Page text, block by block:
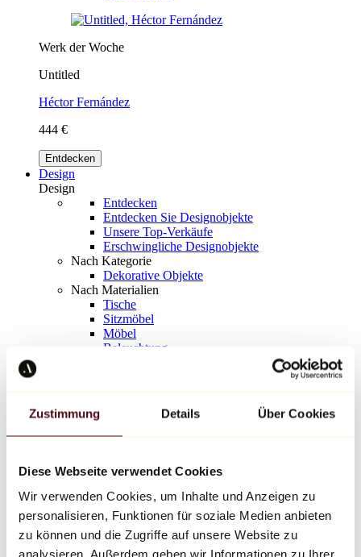
Zustimmung Details Über Cookies
Diese Webseite verwendet Cookies
Wir verwenden Cookies, um Inhalte und Anzeigen zu
personalisieren, Funktionen für soziale Medien anbieten
zu können und die Zugriffe auf unsere Website zu
analysieren. Außerdem geben wir Informationen zu Ihrer
Werk der Woche
Untitled
Héctor Fernández
444 €
Entdecken
Design
Design
Entdecken
Entdecken Sie Designobjekte
Unsere Top-Verkäufe
Erschwingliche Designobjekte
Nach Kategorie
Dekorative Objekte
Nach Materialien
Tische
Sitzmöbel
Möbel
Beleuchtung
Richard Orlinski
Keith Haring
Jeff Koons
Jean-Michel Basquiat
Alle Designer
Werk der Woche